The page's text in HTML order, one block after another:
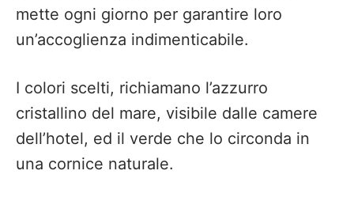
mette ogni giorno per garantire loro
un’accoglienza indimenticabile.
I colori scelti, richiamano l’azzurro
cristallino del mare, visibile dalle camere
dell’hotel, ed il verde che lo circonda in
una cornice naturale.